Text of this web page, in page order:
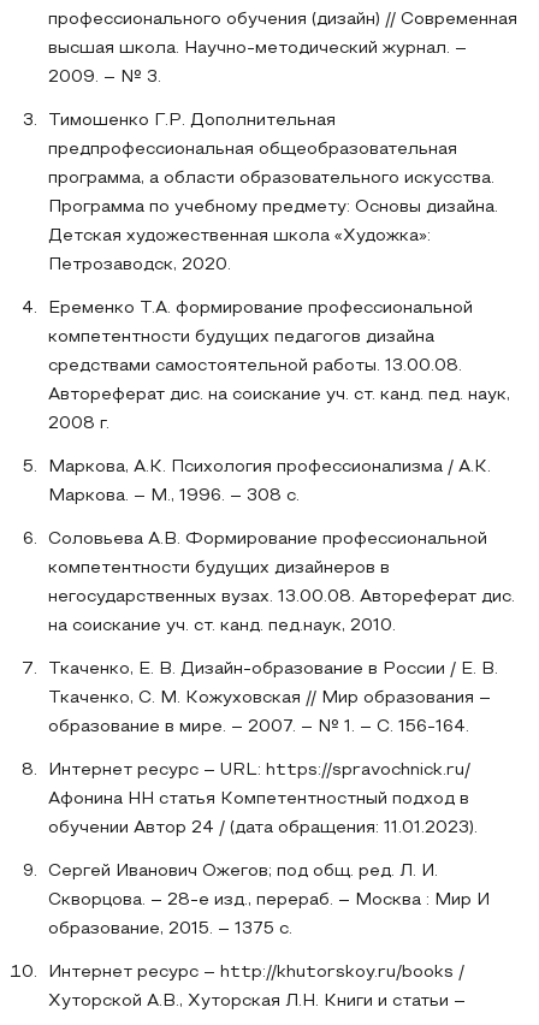
профессионального обучения (дизайн) // Современная
высшая школа. Научно-методический журнал. –
2009. – № 3.
Тимошенко Г.Р. Дополнительная
предпрофессиональная общеобразовательная
программа, а области образовательного искусства.
Программа по учебному предмету: Основы дизайна.
Детская художественная школа «Художка»:
Петрозаводск, 2020.
Еременко Т.А. формирование профессиональной
компетентности будущих педагогов дизайна
средствами самостоятельной работы. 13.00.08.
Автореферат дис. на соискание уч. ст. канд. пед. наук,
2008 г.
Маркова, А.К. Психология профессионализма / А.К.
Маркова. – М., 1996. – 308 с.
Соловьева А.В. Формирование профессиональной
компетентности будущих дизайнеров в
негосударственных вузах. 13.00.08. Автореферат дис.
на соискание уч. ст. канд. пед.наук, 2010.
Ткаченко, Е. В. Дизайн-образование в России / Е. В.
Ткаченко, С. М. Кожуховская // Мир образования –
образование в мире. – 2007. – № 1. – С. 156-164.
Интернет ресурс – URL: https://spravochnick.ru/
Афонина НН статья Компетентностный подход в
обучении Автор 24 / (дата обращения: 11.01.2023).
Сергей Иванович Ожегов; под общ. ред. Л. И.
Скворцова. – 28-е изд., перераб. – Москва : Мир И
образование, 2015. – 1375 с.
Интернет ресурс – http://khutorskoy.ru/books /
Хуторской А.В., Хуторская Л.Н. Книги и статьи –